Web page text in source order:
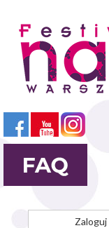
treści
Zaloguj